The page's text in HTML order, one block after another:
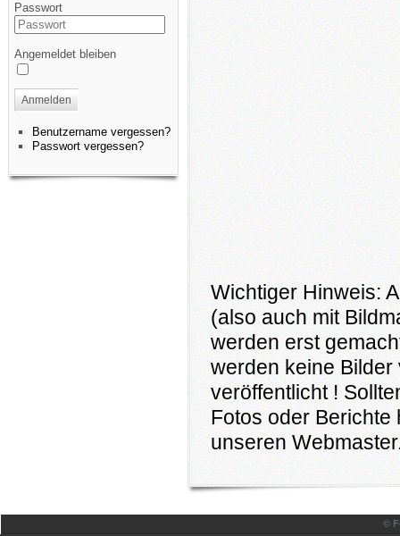
Passwort
Angemeldet bleiben
Anmelden
Benutzername vergessen?
Passwort vergessen?
Wichtiger Hinweis:
(also auch mit
werden erst
werden keine Bilder
veröffentlicht !
Fotos oder
unseren
©